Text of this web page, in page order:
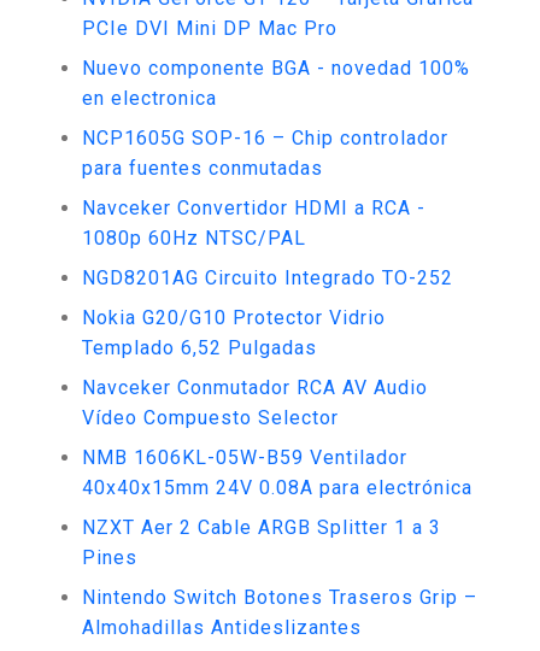
PCIe DVI Mini DP Mac Pro
Nuevo componente BGA - novedad 100%
en electronica
NCP1605G SOP-16 – Chip controlador
para fuentes conmutadas
Navceker Convertidor HDMI a RCA -
1080p 60Hz NTSC/PAL
NGD8201AG Circuito Integrado TO-252
Nokia G20/G10 Protector Vidrio
Templado 6,52 Pulgadas
Navceker Conmutador RCA AV Audio
Vídeo Compuesto Selector
NMB 1606KL-05W-B59 Ventilador
40x40x15mm 24V 0.08A para electrónica
NZXT Aer 2 Cable ARGB Splitter 1 a 3
Pines
Nintendo Switch Botones Traseros Grip –
Almohadillas Antideslizantes